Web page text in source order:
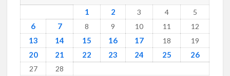
1 2 3 4 5
6 7 8 9 10 11 12
13 14 15 16 17 18 19
20 21 22 23 24 25 26
27 28